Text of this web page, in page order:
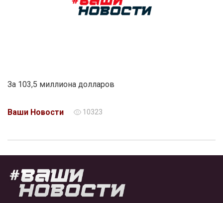
За 103,5 миллиона долларов
Ваши Новости 10323